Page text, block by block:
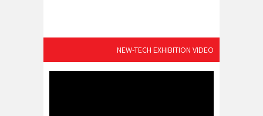
NEW-TECH EXHIBITION VIDEO